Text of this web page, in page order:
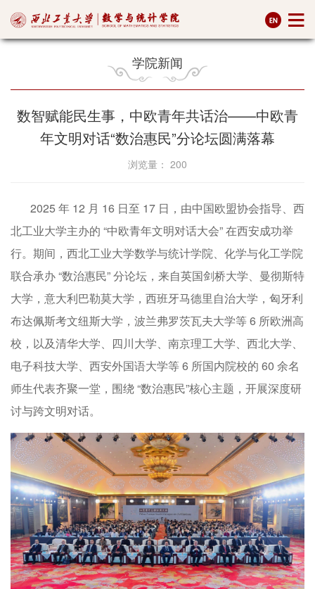
学院新闻
数智赋能民生事，中欧青年共话治——中欧青
年文明对话“数治惠民”分论坛圆满落幕
浏览量： 200
2025 年 12 月 16 日至 17 日，由中国欧盟协会指导、西
北工业大学主办的 “中欧青年文明对话大会” 在西安成功举
行。期间，西北工业大学数学与统计学院、化学与化工学院
联合承办 “数治惠民” 分论坛，来自英国剑桥大学、曼彻斯特
大学，意大利巴勒莫大学，西班牙马德里自治大学，匈牙利
布达佩斯考文纽斯大学，波兰弗罗茨瓦夫大学等 6 所欧洲高
校，以及清华大学、四川大学、南京理工大学、西北大学、
电子科技大学、西安外国语大学等 6 所国内院校的 60 余名
师生代表齐聚一堂，围绕 “数治惠民”核心主题，开展深度研
讨与跨文明对话。